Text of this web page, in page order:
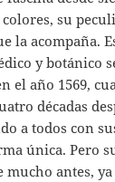
colores, su
la acompaña.
y botánico
el año 1569,
décadas
a todos con
única. Pero
mucho antes,